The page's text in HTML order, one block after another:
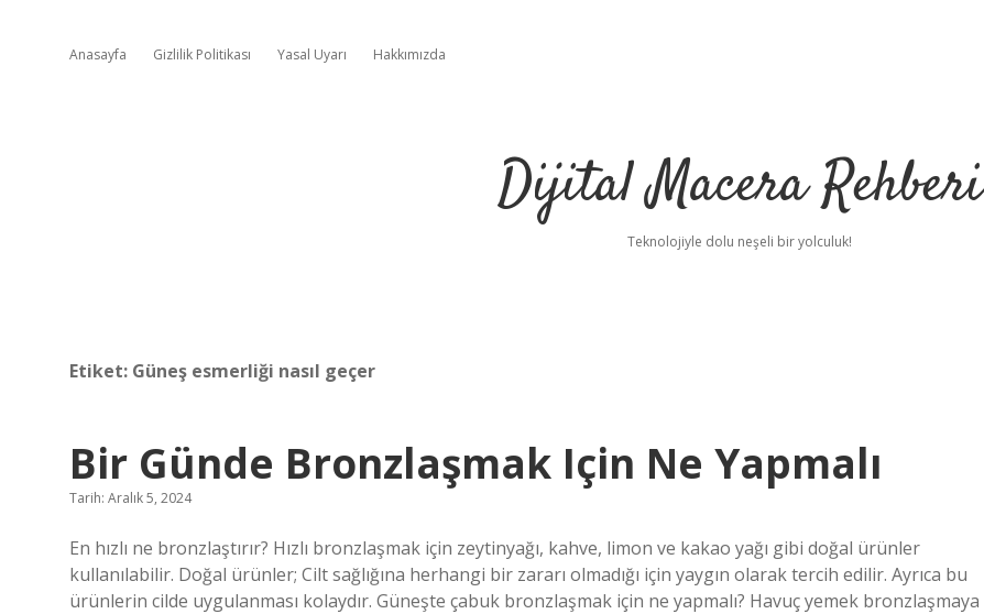
Anasayfa Gizlilik Politikası Yasal Uyarı Hakkımızda
Dijital Macera Rehberi
Teknolojiyle dolu neşeli bir yolculuk!
Etiket: Güneş esmerliği nasıl geçer
Bir Günde Bronzlaşmak Için Ne Yapmalı
Tarih: Aralık 5, 2024
En hızlı ne bronzlaştırır? Hızlı bronzlaşmak için zeytinyağı, kahve, limon ve kakao yağı gibi doğal ürünler
kullanılabilir. Doğal ürünler; Cilt sağlığına herhangi bir zararı olmadığı için yaygın olarak tercih edilir. Ayrıca bu
ürünlerin cilde uygulanması kolaydır. Güneşte çabuk bronzlaşmak için ne yapmalı? Havuç yemek bronzlaşmaya